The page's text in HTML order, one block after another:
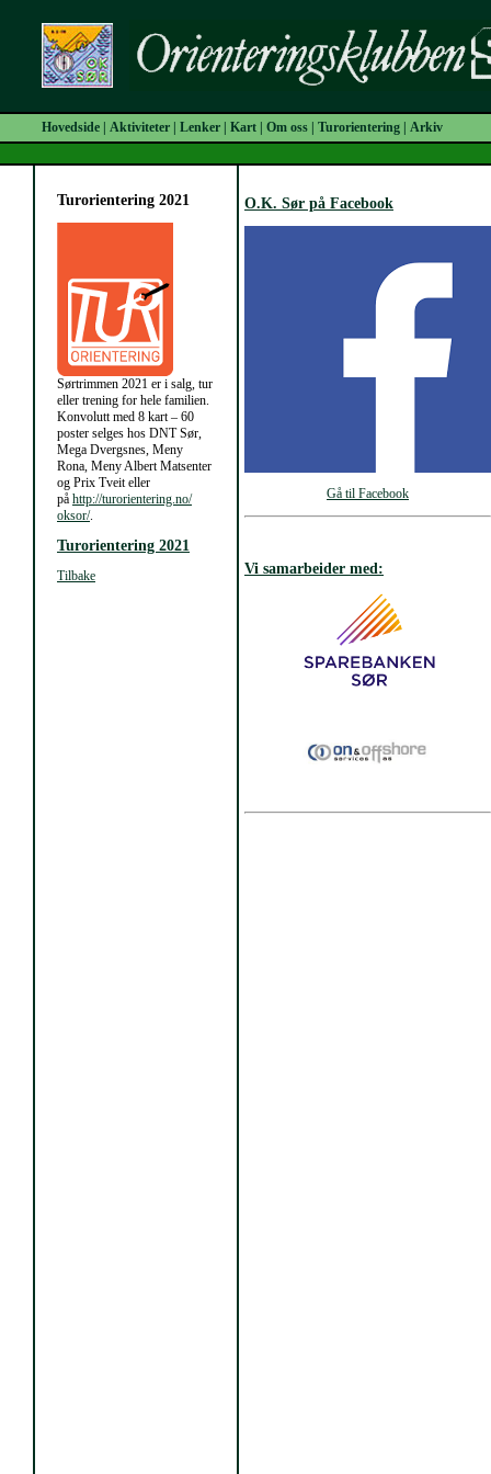
Hovedside Aktiviteter Lenker Kart Om oss Turorientering Arkiv
Turorientering 2021
Sørtrimmen 2021 er i salg, tur
eller trening for hele familien.
Konvolutt med 8 kart – 60
poster selges hos DNT Sør,
Mega Dvergsnes, Meny
Rona, Meny Albert Matsenter
og Prix Tveit eller
på http://turorientering.no/
oksor/.
Turorientering 2021
Tilbake
O.K. Sør på Facebook
Gå til Facebook
Vi samarbeider med: